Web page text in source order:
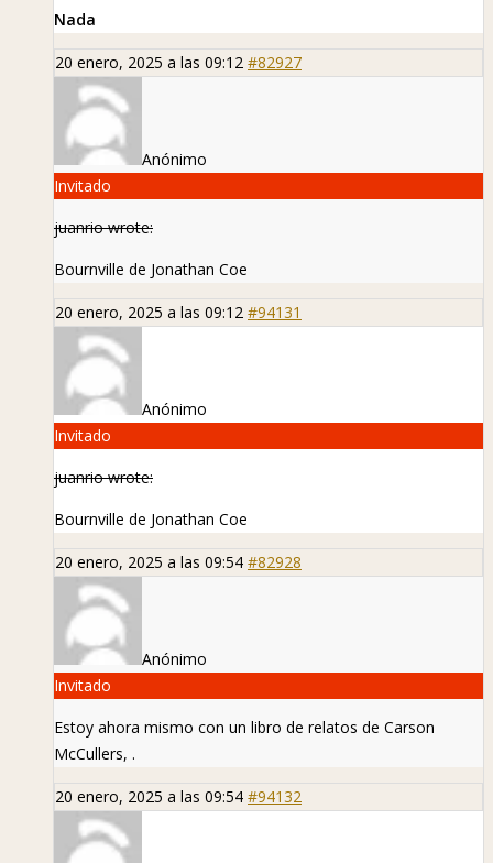
Nada
20 enero, 2025 a las 09:12 #82927
Anónimo
Invitado
juanrio wrote:
Bournville de Jonathan Coe
20 enero, 2025 a las 09:12 #94131
Anónimo
Invitado
juanrio wrote:
Bournville de Jonathan Coe
20 enero, 2025 a las 09:54 #82928
Anónimo
Invitado
Estoy ahora mismo con un libro de relatos de Carson
McCullers, .
20 enero, 2025 a las 09:54 #94132